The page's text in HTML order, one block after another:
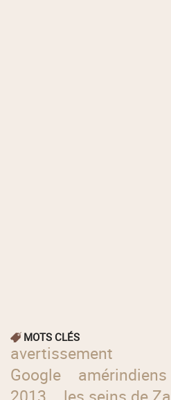
MOTS CLÉS
avertissement
Google
amérindiens